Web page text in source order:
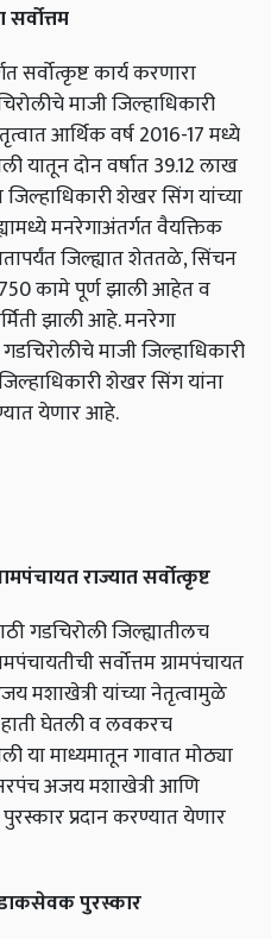
सर्वोत्कृष्ट कार्य करणारा
माजी जिल्हाधिकारी
आर्थिक वर्ष 2016-17 मध्ये
यातून दोन वर्षात 39.12 लाख
जिल्हाधिकारी शेखर सिंग यांच्या
मनरेगाअंतर्गत वैयक्तिक
जिल्ह्यात शेततळे, सिंचन
कामे पूर्ण झाली आहेत व
झाली आहे. मनरेगा
माजी जिल्हाधिकारी
शेखर सिंग यांना
येणार आहे.
राज्यात सर्वोत्कृष्ट
गडचिरोली जिल्ह्यातीलच
सर्वोत्तम ग्रामपंचायत
मशाखेत्री यांच्या नेतृत्वामुळे
घेतली व लवकरच
या माध्यमातून गावात मोठ्या
सरपंच अजय मशाखेत्री आणि
प्रदान करण्यात येणार
डाकसेवक पुरस्कार